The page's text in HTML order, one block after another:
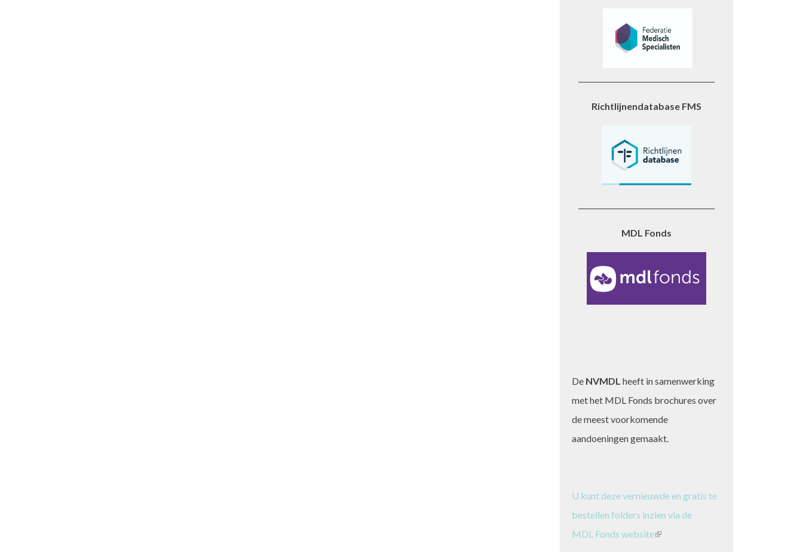
Richtlijnendatabase FMS
MDL Fonds
De NVMDL heeft in samenwerking
met het MDL Fonds brochures over
de meest voorkomende
aandoeningen gemaakt.
U kunt deze vernieuwde en gratis te
bestellen folders inzien via de
MDL Fonds website(link